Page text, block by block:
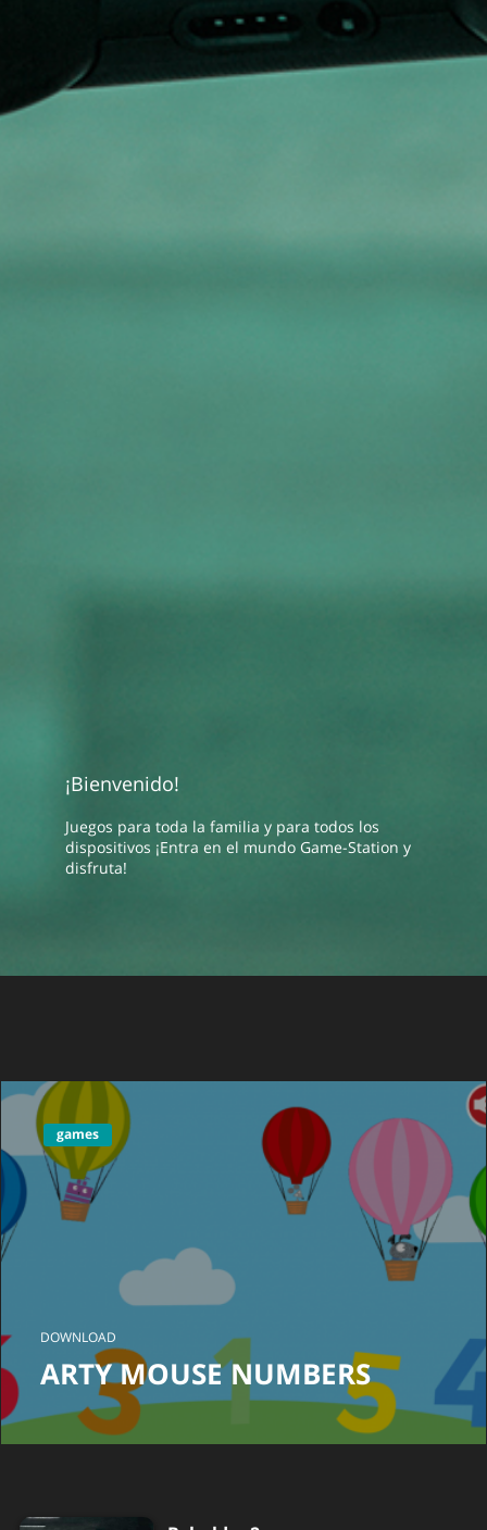
¡Bienvenido!
Juegos para toda la familia y para todos los
dispositivos ¡Entra en el mundo Game-Station y
disfruta!
games
DOWNLOAD
ARTY MOUSE NUMBERS